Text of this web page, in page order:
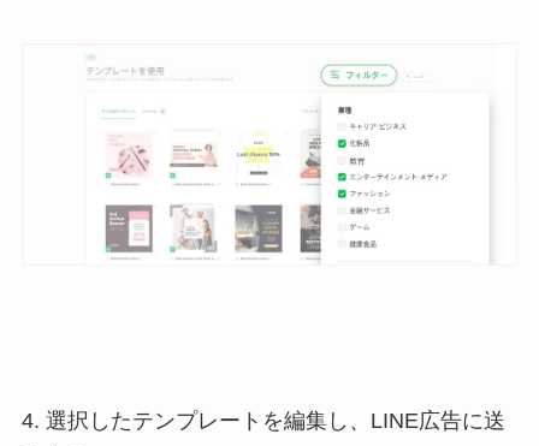
4. 選択したテンプレートを編集し、LINE広告に送